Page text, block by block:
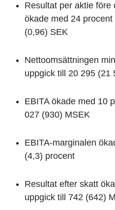
Resultat per aktie före
ökade med 24
(0,96) SEK
Nettoomsättningen
uppgick till 20 295 (21
EBITA ökade med 10
027 (930) MSEK
EBITA-marginalen
(4,3) procent
Resultat efter skatt
uppgick till 742 (642)